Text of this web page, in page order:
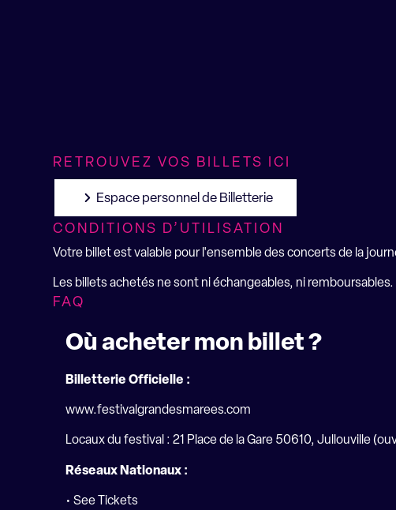
RETROUVEZ VOS BILLETS ICI
Espace personnel de Billetterie
CONDITIONS D’UTILISATION
Votre billet est valable pour l'ensemble des concerts de la
Les billets achetés ne sont ni échangeables, ni
FAQ
Où acheter mon billet ?
Billetterie Officielle :
www.festivalgrandesmarees.com
Locaux du festival : 21 Place de la Gare 50610, Jullouville
Réseaux Nationaux :
• See Tickets